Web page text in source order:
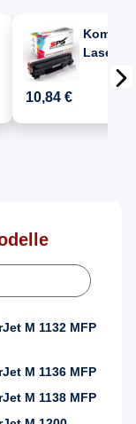
Laserjet
10,84 €
M 1132 MFP
M 1136 MFP
M 1138 MFP